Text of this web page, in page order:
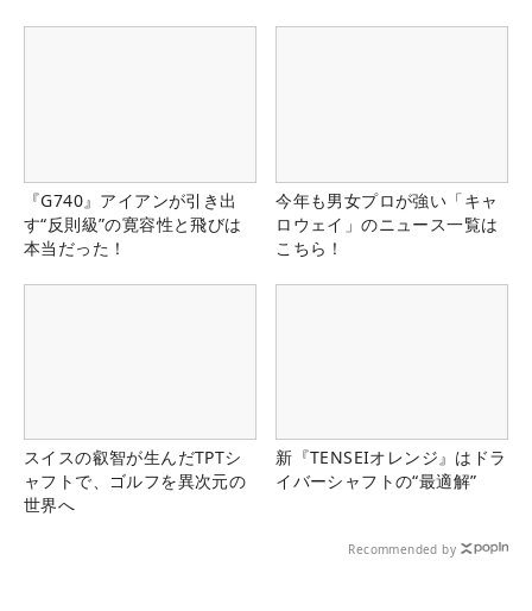
『G740』アイアンが引き出
す“反則級”の寛容性と飛びは
本当だった！
今年も男女プロが強い「キャ
ロウェイ」のニュース一覧は
こちら！
スイスの叡智が生んだTPTシ
ャフトで、ゴルフを異次元の
世界へ
新『TENSEIオレンジ』はドラ
イバーシャフトの“最適解”
Recommended by